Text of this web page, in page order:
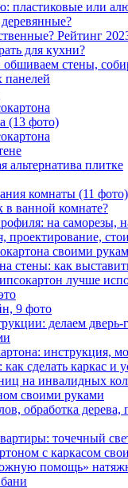
пластиковые или
Рейтинг
для кухни?
стены,
панелей
(13 фото)
плитке
комнаты (11 фото)
ванной комнате?
на саморезы,
своими
стены: как
лучше
9 фото
делаем
инструкция,
сделать каркас и
на инвалидных
своими руками
обработка
точечный
с каркасом
помощь»